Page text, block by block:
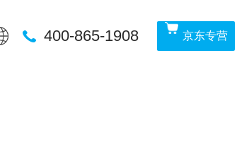
wwwroot/Z4.com/func.php on line115
京东专营
400-865-1908